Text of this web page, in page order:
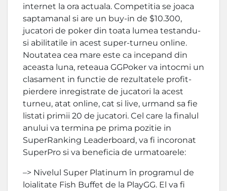
internet la ora actuala. Competitia se joaca
saptamanal si are un buy-in de $10.300,
jucatori de poker din toata lumea testandu-
si abilitatile in acest super-turneu online.
Noutatea cea mare este ca incepand din
aceasta luna, reteaua GGPoker va intocmi un
clasament in functie de rezultatele profit-
pierdere inregistrate de jucatori la acest
turneu, atat online, cat si live, urmand sa fie
listati primii 20 de jucatori. Cel care la finalul
anului va termina pe prima pozitie in
SuperRanking Leaderboard, va fi incoronat
SuperPro si va beneficia de urmatoarele:
–> Nivelul Super Platinum în programul de
loialitate Fish Buffet de la PlayGG. El va fi